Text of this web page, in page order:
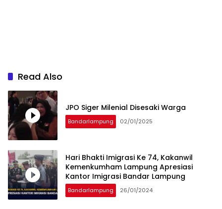
Read Also
JPO Siger Milenial Disesaki Warga
Bandarlampung 02/01/2025
Hari Bhakti Imigrasi Ke 74, Kakanwil
Kemenkumham Lampung Apresiasi
Kantor Imigrasi Bandar Lampung
Bandarlampung 26/01/2024